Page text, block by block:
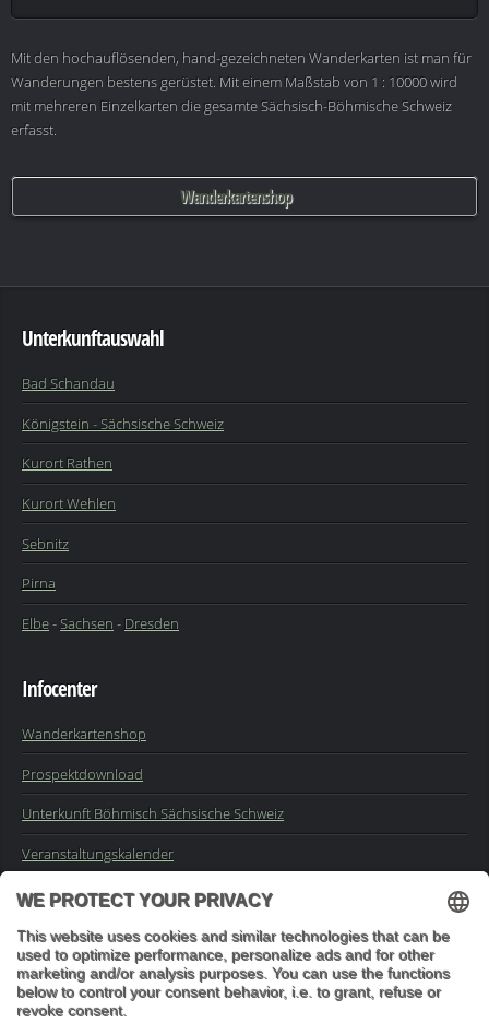
Mit den hochauflösenden, hand-gezeichneten Wanderkarten ist man für
Wanderungen bestens gerüstet. Mit einem Maßstab von 1 : 10000 wird
mit mehreren Einzelkarten die gesamte Sächsisch-Böhmische Schweiz
erfasst.
Wanderkartenshop
Unterkunftauswahl
Bad Schandau
Königstein - Sächsische Schweiz
Kurort Rathen
Kurort Wehlen
Sebnitz
Pirna
Elbe-Sachsen - Dresden
Infocenter
Wanderkartenshop
Prospektdownload
Unterkunft Böhmisch Sächsische Schweiz
Veranstaltungskalender
Impressum
Buchungsanfrage